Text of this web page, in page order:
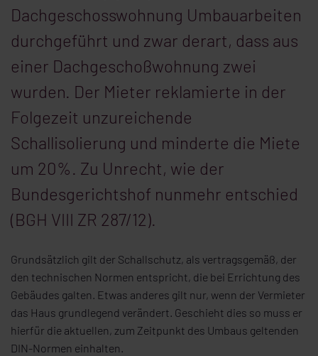
Dachgeschosswohnung Umbauarbeiten
durchgeführt und zwar derart, dass aus
einer Dachgeschoßwohnung zwei
wurden. Der Mieter reklamierte in der
Folgezeit unzureichende
Schallisolierung und minderte die Miete
um 20%. Zu Unrecht, wie der
Bundesgerichtshof nunmehr entschied
(BGH VIII ZR 287/12).
Grundsätzlich gilt der Schallschutz, als vertragsgemäß, der
den technischen Normen entspricht, die bei Errichtung des
Gebäudes galten. Etwas anderes gilt nur, wenn der Vermieter
das Haus grundlegend verändert. Geschieht dies so muss er
hierfür die aktuellen, zum Zeitpunkt des Umbaus geltenden
DIN-Normen einhalten.